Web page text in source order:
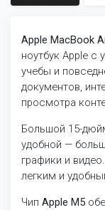
Apple MacBook
ноутбук Apple с
учебы и
документов,
просмотра
Большой 15-
удобной —
графики и
легким и
Чип Apple M5